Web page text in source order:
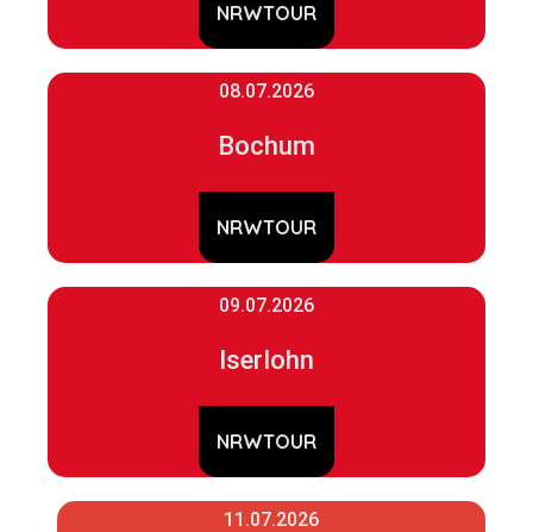
NRWTOUR
08.07.2026
Bochum
NRWTOUR
09.07.2026
Iserlohn
NRWTOUR
11.07.2026